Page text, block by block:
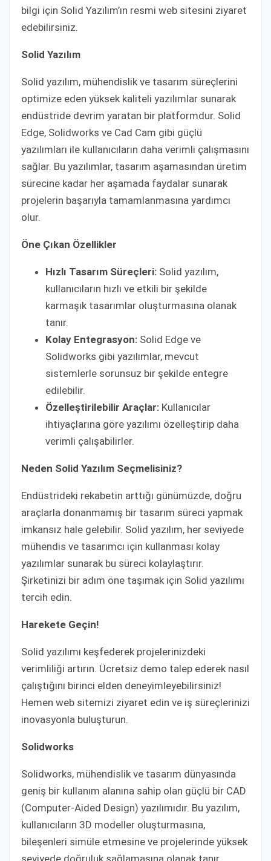
bilgi için Solid Yazılım’ın resmi web sitesini ziyaret
edebilirsiniz.
Solid Yazılım
Solid yazılım, mühendislik ve tasarım süreçlerini
optimize eden yüksek kaliteli yazılımlar sunarak
endüstride devrim yaratan bir platformdur. Solid
Edge, Solidworks ve Cad Cam gibi güçlü
yazılımları ile kullanıcıların daha verimli çalışmasını
sağlar. Bu yazılımlar, tasarım aşamasından üretim
sürecine kadar her aşamada faydalar sunarak
projelerin başarıyla tamamlanmasına yardımcı
olur.
Öne Çıkan Özellikler
Hızlı Tasarım Süreçleri: Solid yazılım,
kullanıcıların hızlı ve etkili bir şekilde
karmaşık tasarımlar oluşturmasına olanak
tanır.
Kolay Entegrasyon: Solid Edge ve
Solidworks gibi yazılımlar, mevcut
sistemlerle sorunsuz bir şekilde entegre
edilebilir.
Özelleştirilebilir Araçlar: Kullanıcılar
ihtiyaçlarına göre yazılımı özelleştirip daha
verimli çalışabilirler.
Neden Solid Yazılım Seçmelisiniz?
Endüstrideki rekabetin arttığı günümüzde, doğru
araçlarla donanmamış bir tasarım süreci yapmak
imkansız hale gelebilir. Solid yazılım, her seviyede
mühendis ve tasarımcı için kullanması kolay
yazılımlar sunarak bu süreci kolaylaştırır.
Şirketinizi bir adım öne taşımak için Solid yazılımı
tercih edin.
Harekete Geçin!
Solid yazılımı keşfederek projelerinizdeki
verimliliği artırın. Ücretsiz demo talep ederek nasıl
çalıştığını birinci elden deneyimleyebilirsiniz!
Hemen web sitemizi ziyaret edin ve iş süreçlerinizi
inovasyonla buluşturun.
Solidworks
Solidworks, mühendislik ve tasarım dünyasında
geniş bir kullanım alanına sahip olan güçlü bir CAD
(Computer-Aided Design) yazılımıdır. Bu yazılım,
kullanıcıların 3D modeller oluşturmasına,
bileşenleri simüle etmesine ve projelerinde yüksek
seviyede doğruluk sağlamasına olanak tanır.